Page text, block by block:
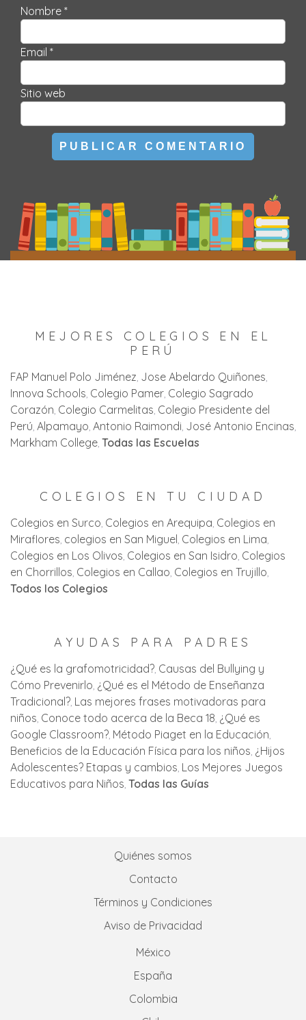
Nombre *
Email *
Sitio web
MEJORES COLEGIOS EN EL
PERÚ
FAP Manuel Polo Jiménez Jose Abelardo Quiñones
Innova Schools Colegio Pamer Colegio Sagrado
Corazón Colegio Carmelitas Colegio Presidente del
Perú Alpamayo Antonio Raimondi José Antonio Encinas
Markham College Todas las Escuelas
COLEGIOS EN TU CIUDAD
Colegios en Surco Colegios en Arequipa Colegios en
Miraflores colegios en San Miguel Colegios en Lima
Colegios en Los Olivos Colegios en San Isidro Colegios
en Chorrillos Colegios en Callao Colegios en Trujillo
Todos los Colegios
AYUDAS PARA PADRES
¿Qué es la grafomotricidad? Causas del Bullying y
Cómo Prevenirlo ¿Qué es el Método de Enseñanza
Tradicional? Las mejores frases motivadoras para
niños Conoce todo acerca de la Beca 18 ¿Qué es
Google Classroom? Método Piaget en la Educación
Beneficios de la Educación Física para los niños ¿Hijos
Adolescentes? Etapas y cambios Los Mejores Juegos
Educativos para Niños Todas las Guías
Quiénes somos
Contacto
Términos y Condiciones
Aviso de Privacidad
México
España
Colombia